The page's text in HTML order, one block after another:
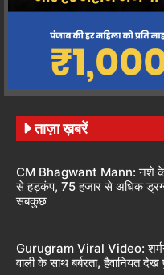
ताज़ा ख़बरें
CM Bhagwant Mann: नशे के
से हड़कंप, 75 हजार से अधिक
सबकुछ
Gurugram Viral Video:
वाली के साथ बर्बरता, हैवानियत